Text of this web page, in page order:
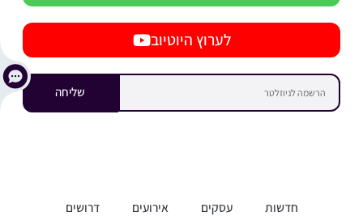
לערוץ היוטיוב
שליחה
חדשות עסקים אירועים
דרושים